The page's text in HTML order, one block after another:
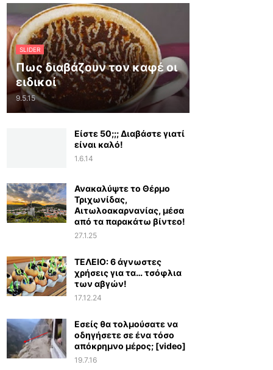
SLIDER
Πως διαβάζουν τον καφέ οι
ειδικοί
9.5.15
Είστε 50;;; Διαβάστε γιατί
είναι καλό!
1.6.14
Ανακαλύψτε το Θέρμο
Τριχωνίδας,
Αιτωλοακαρνανίας, μέσα
από τα παρακάτω βίντεο!
27.1.25
ΤΕΛΕΙΟ: 6 άγνωστες
χρήσεις για τα… τσόφλια
των αβγών!
17.12.24
Εσείς θα τολμούσατε να
οδηγήσετε σε ένα τόσο
απόκρημνο μέρος; [video]
19.7.16